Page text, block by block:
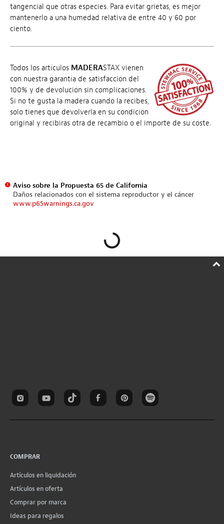
tangencial que otras especies. Para evitar grietas, es mejor
mantenerlo a una humedad relativa de entre 40 y 60 por
ciento.
Todos los artículos MADERASTAX vienen
con nuestra garantía de satisfacción del
100% y de devolución sin complicaciones.
Si no te gusta la madera cuando la recibes,
solo tienes que devolverla en su condición
original y recibirás otra de recambio o el importe de su coste.
Aviso sobre la Propuesta 65 de California
Daños relacionados con el sistema reproductor y el cáncer
www.p65warnings.ca.gov
COMPRAR
Artículos en liquidación
Artículos en oferta
Comprar por marca
Ideas para regalos